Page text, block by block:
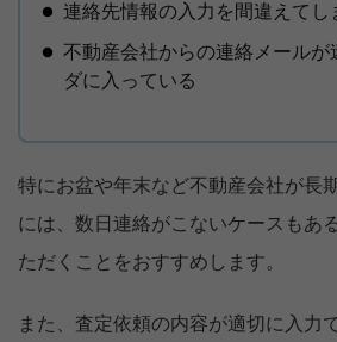
連絡先情報の入力を間違えてし
不動産会社からの連絡メールが
ダに入っている
特にお盆や年末など不動産会社が長
には、数日連絡がこないケースもあ
ただくことをおすすめします。
また、査定依頼の内容が適切に入力